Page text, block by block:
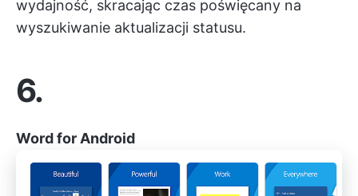
wydajność, skracając czas poświęcany na
wyszukiwanie aktualizacji statusu.
6.
Word for Android